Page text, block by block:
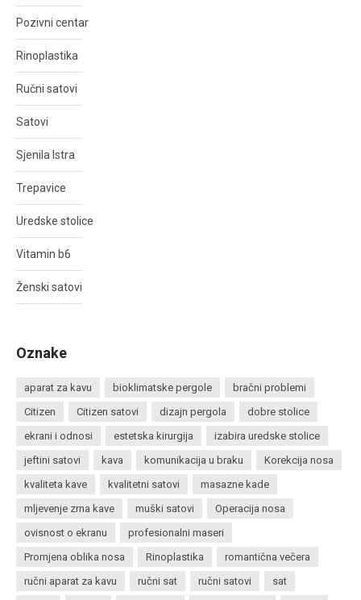
Pozivni centar
Rinoplastika
Ručni satovi
Satovi
Sjenila Istra
Trepavice
Uredske stolice
Vitamin b6
Ženski satovi
Oznake
aparat za kavu bioklimatske pergole
bračni problemi
Citizen
Citizen satovi dizajn pergola
dobre stolice
ekrani i odnosi
estetska kirurgija
izabira uredske stolice
jeftini satovi
kava komunikacija u braku
Korekcija nosa
kvaliteta kave
kvalitetni satovi
masazne kade
mljevenje zrna kave
muški satovi
Operacija nosa
ovisnost o ekranu
profesionalni maseri
Promjena oblika nosa
Rinoplastika
romantična večera
ručni aparat za kavu
ručni sat ručni satovi
sat